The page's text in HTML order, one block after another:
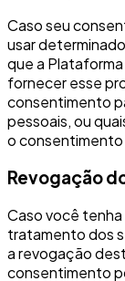
Caso seu
usar
que a
fornecer esse
consentimento
pessoais, ou
o
Revogação
Caso você
tratamento dos
a revogação
consentimento